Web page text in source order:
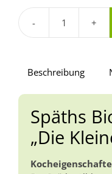
-
II
+
Beschreibung
Späths
„Die